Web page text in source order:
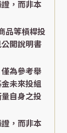
，而非本
品等槓桿投
開說明書
為參考舉
未來投組
自身之投
，而非本